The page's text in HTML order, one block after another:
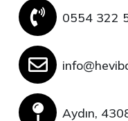
0554 322
Aydın,